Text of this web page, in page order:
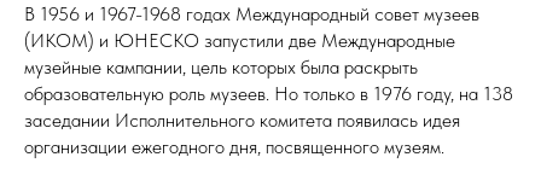
В 1956 и 1967-1968 годах Международный совет музеев
(ИКОМ) и ЮНЕСКО запустили две Международные
музейные кампании, цель которых была раскрыть
образовательную роль музеев. Но только в 1976 году, на 138
заседании Исполнительного комитета появилась идея
организации ежегодного дня, посвященного музеям.